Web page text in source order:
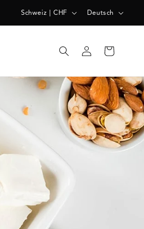
A
/
G
Schweiz | CHF
P
R
C
H
E
Deutsch
EinloggenWarenkorb